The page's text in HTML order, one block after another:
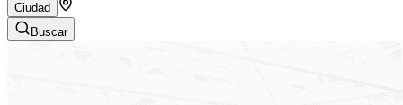
Ciudad
Buscar